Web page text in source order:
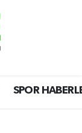
SPOR